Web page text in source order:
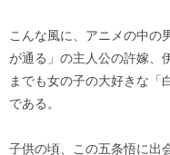
こんな風に、アニメの中の
が通る」の主人公の許嫁、
までも女の子の大好きな「
である。
子供の頃、この五条悟に出